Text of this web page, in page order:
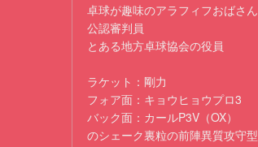
卓球が趣味のアラフィフおばさん
公認審判員
とある地方卓球協会の役員
ラケット：剛力
フォア面：キョウヒョウプロ3
バック面：カールP3V（OX）
のシェーク裏粒の前陣異質攻守型